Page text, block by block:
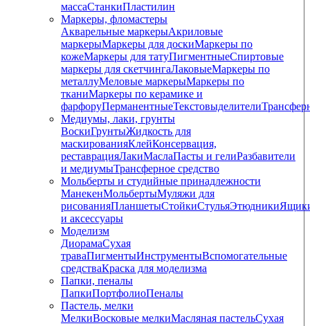
массаСтанкиПластилин
Маркеры, фломастеры
Акварельные маркерыАкриловые
маркерыМаркеры для доскиМаркеры по
кожеМаркеры для татуПигментныеCпиртовые
маркеры для скетчингаЛаковыеМаркеры по
металлуМеловые маркерыМаркеры по
тканиМаркеры по керамике и
фарфоруПерманентныеТекстовыделители
Медиумы, лаки, грунты
ВоскиГрунтыЖидкость для
маскированияКлейКонсервация,
реставрацияЛакиМаслаПасты и гелиРазбавители
и медиумыТрансферное средство
Мольберты и студийные принадлежности
МанекенМольбертыМуляжи для
рисованияПланшетыСтойкиСтульяЭтюдники
и аксессуары
Моделизм
ДиорамаСухая
траваПигментыИнструментыВспомогательные
средстваКраска для моделизма
Папки, пеналы
ПапкиПортфолиоПеналы
Пастель, мелки
МелкиВосковые мелкиМасляная пастельСухая